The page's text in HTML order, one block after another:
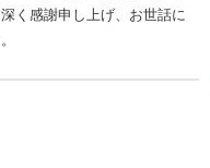
く感謝申し上げ、お世話に